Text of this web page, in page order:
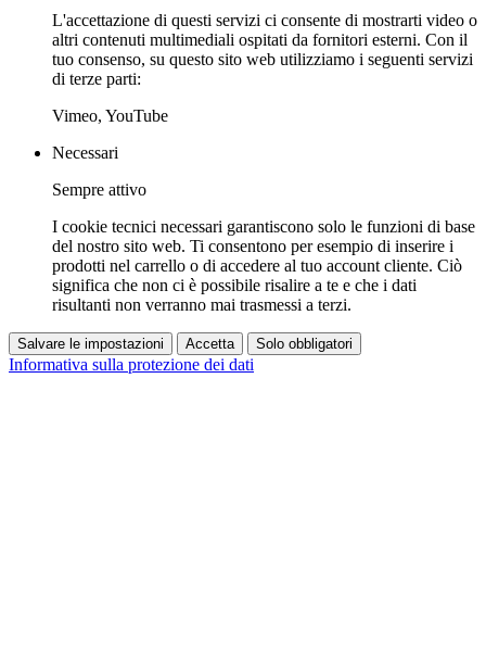
L'accettazione di questi servizi ci consente di mostrarti video o
altri contenuti multimediali ospitati da fornitori esterni. Con il
tuo consenso, su questo sito web utilizziamo i seguenti servizi
di terze parti:
Vimeo, YouTube
Necessari
Sempre attivo
I cookie tecnici necessari garantiscono solo le funzioni di base
del nostro sito web. Ti consentono per esempio di inserire i
prodotti nel carrello o di accedere al tuo account cliente. Ciò
significa che non ci è possibile risalire a te e che i dati
risultanti non verranno mai trasmessi a terzi.
Salvare le impostazioni Accetta Solo obbligatori
Informativa sulla protezione dei dati